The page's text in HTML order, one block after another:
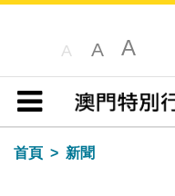
A A A
目錄
首頁
新聞